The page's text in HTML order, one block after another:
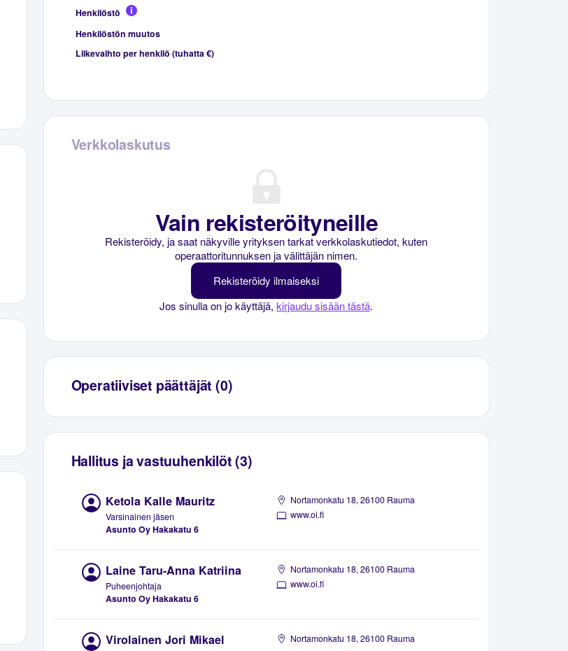
Henkilöstö
Henkilöstön muutos
Liikevaihto per henkilö (tuhatta €)
Verkkolaskutus
Vain rekisteröityneille
Rekisteröidy, ja saat näkyville yrityksen tarkat verkkolaskutiedot, kuten
operaattoritunnuksen ja välittäjän nimen.
Rekisteröidy ilmaiseksi
Jos sinulla on jo käyttäjä,kirjaudu sisään tästä.
Operatiiviset päättäjät (0)
Hallitus ja vastuuhenkilöt (3)
Ketola Kalle Mauritz
Varsinainen jäsen
Asunto Oy Hakakatu 6
Nortamonkatu 18, 26100 Rauma
www.oi.fi
Laine Taru-Anna Katriina
Puheenjohtaja
Asunto Oy Hakakatu 6
Nortamonkatu 18, 26100 Rauma
www.oi.fi
Virolainen Jori Mikael
Nortamonkatu 18, 26100 Rauma